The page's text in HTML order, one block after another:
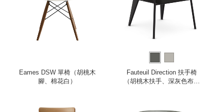
Eames DSW 單椅（胡桃木
腳、棉花白）
Fauteuil Direction 扶手椅
（胡桃木扶手、深灰色布料